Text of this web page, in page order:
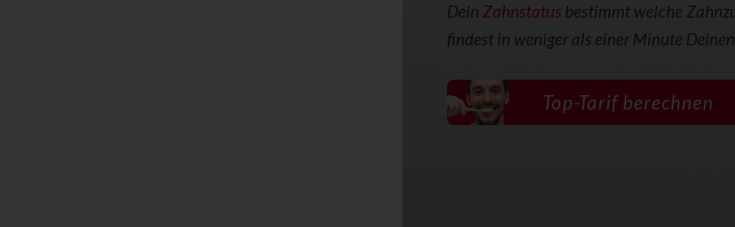
Dein Zahnstatus bestimmt welche
findest in weniger als einer Minute Deinen
Top-Tarif berechnen